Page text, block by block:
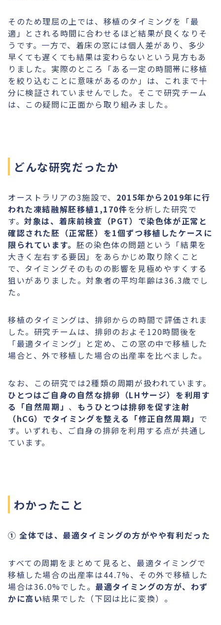
そのため理屈の上では、移植のタイミングを「最
適」とされる時間に合わせるほど結果が良くなりそ
うです。一方で、着床の窓には個人差があり、多少
早くても遅くても結果は変わらないという見方もあ
りました。実際のところ「ある一定の時間帯に移植
を絞り込むことに意味があるのか」は、これまで十
分に検証されていませんでした。そこで研究チーム
は、この疑問に正面から取り組みました。
どんな研究だったか
オーストラリアの3施設で、 2015年から2019年に行
われた凍結融解胚移植1,170件を分析した研究で
す。対象は、着床前検査（PGT）で染色体が正常と
確認された胚（正常胚）を1個ずつ移植したケースに
限られています。 胚の染色体の問題という「結果を
大きく左右する要因」をあらかじめ取り除くこと
で、タイミングそのものの影響を見極めやすくする
狙いがありました。対象者の平均年齢は36.3歳でし
た。
移植のタイミングは、排卵からの時間で評価されま
した。研究チームは、排卵のおよそ120時間後を
「最適タイミング」と定め、この窓の中で移植した
場合と、外で移植した場合の出産率を比べました。
なお、この研究では2種類の周期が扱われています。
ひとつはご自身の自然な排卵（LHサージ）を利用す
る「自然周期」 、 もうひとつは排卵を促す注射
（hCG）でタイミングを整える「修正自然周期」 で
す。いずれも、ご自身の排卵を利用する点が共通し
ています。
わかったこと
① 全体では、最適タイミングの方がやや有利だった
すべての周期をまとめて見ると、最適タイミングで
移植した場合の出産率は44.7%、その外で移植した
場合は36.0%でした。 最適タイミングの方が、わず
かに高い結果でした（下図は比に変換）。